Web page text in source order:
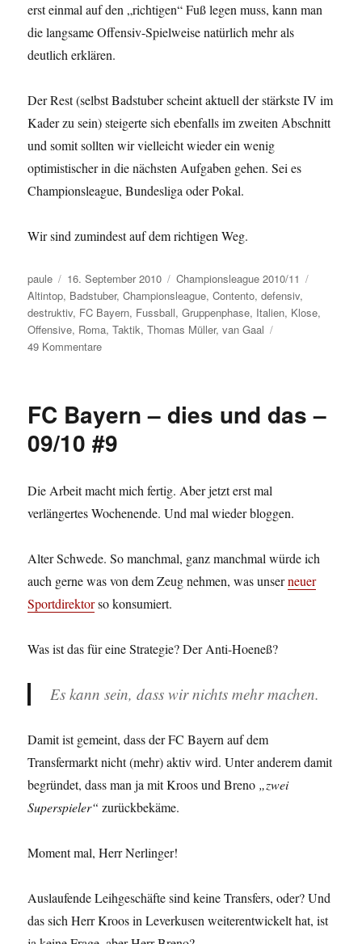
erst einmal auf den „richtigen“ Fuß legen muss, kann man
die langsame Offensiv-Spielweise natürlich mehr als
deutlich erklären.
Der Rest (selbst Badstuber scheint aktuell der stärkste IV im
Kader zu sein) steigerte sich ebenfalls im zweiten Abschnitt
und somit sollten wir vielleicht wieder ein wenig
optimistischer in die nächsten Aufgaben gehen. Sei es
Championsleague, Bundesliga oder Pokal.
Wir sind zumindest auf dem richtigen Weg.
Autor
paule
Veröffentlicht
am
16. September 2010 Kategorien
Championsleague 2010/11
Altintop, Badstuber,Championsleague,Contento,defensiv,
destruktiv, FC Bayern, Fussball,Gruppenphase, Italien, Klose,
Offensive, Roma,Taktik,Thomas Müller,van Gaal
49 Kommentarezu
Römische
FC Bayern – dies und das –
09/10 #9
Die Arbeit macht mich fertig. Aber jetzt erst mal
verlängertes Wochenende. Und mal wieder bloggen.
Alter Schwede. So manchmal, ganz manchmal würde ich
auch gerne was von dem Zeug nehmen, was unserneuer
Sportdirektorso konsumiert.
Was ist das für eine Strategie? Der Anti-Hoeneß?
Es kann sein, dass wir nichts mehr machen.
Damit ist gemeint, dass der FC Bayern auf dem
Transfermarkt nicht (mehr) aktiv wird. Unter anderem damit
begründet, dass man ja mit Kroos und Breno „zwei
Superspieler“ zurückbekäme.
Moment mal, Herr Nerlinger!
Auslaufende Leihgeschäfte sind keine Transfers, oder? Und
das sich Herr Kroos in Leverkusen weiterentwickelt hat, ist